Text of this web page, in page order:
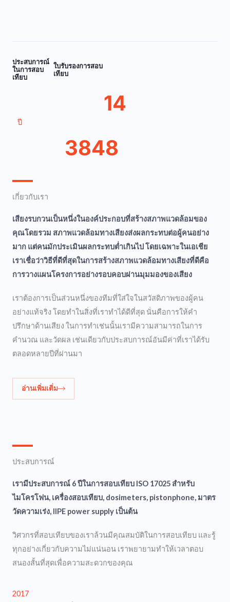
ประสบการณ์
ในการสอบ
เทียบ
ใบรับรองการสอบ
เทียบ
14
ปี
3848
เกี่ยวกับเรา
เสียงรบกวนเป็นหนึ่งในองค์ประกอบที่สร้างสภาพแวดล้อมของ
คุณโดยรวม สภาพแวดล้อมทางเสียงส่งผลกระทบต่อผู้คนอย่าง
มาก แต่คนมักประเมินผลกระทบต่ำเกินไป โดยเฉพาะในเอเชีย
เราเชื่อว่าวิธีที่ดีที่สุดในการสร้างสภาพแวดล้อมทางเสียงที่ดีคือ
การวางแผนโครงการอย่างรอบคอบผ่านมุมมองของเสียง
เราต้องการเป็นส่วนหนึ่งของทีมที่ใส่ใจในสวัสดิภาพของผู้คน
อย่างแท้จริง โดยทำในสิ่งที่เราทำได้ดีที่สุด นั่นคือการให้คำ
ปรึกษาด้านเสียง ในการทำเช่นนั้นเรามีความสามารถในการ
คำนวณ และวัดผล เช่นเดียวกับประสบการณ์อันมีค่าที่เราได้รับ
ตลอดหลายปีที่ผ่านมา
อ่านเพิ่มเติ่ม
ประสบการณ์
เรามีประสบการณ์ 6 ปีในการสอบเทียบ ISO 17025 สำหรับ
ไมโครโฟน, เครื่องสอบเทียบ, dosimeters, pistonphone, มาตร
วัดความเร่ง, IIPE power supply เป็นต้น
วิศวกรที่สอบเทียบของเราล้วนมีคุณสมบัติในการสอบเทียบ และรู้
ทุกอย่างเกี่ยวกับความไม่แน่นอน เราพยายามทำให้เวลาตอบ
สนองสั้นที่สุดเพื่อความสะดวกของคุณ
2017